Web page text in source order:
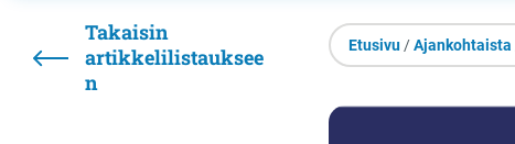
Takaisin
artikkelilistauksee
n
Etusivu/Ajankohtaista